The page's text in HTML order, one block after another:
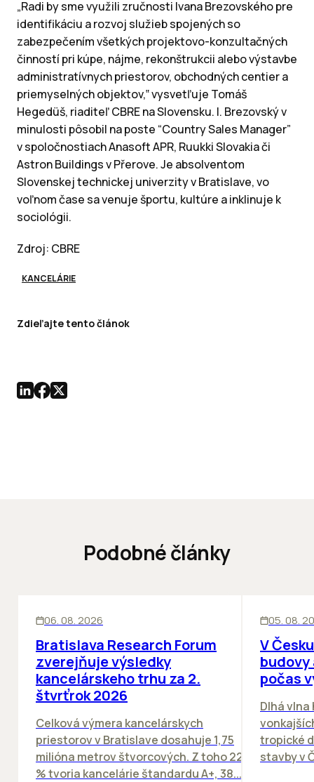
„Radi by sme využili zručnosti Ivana Brezovského pre
identifikáciu a rozvoj služieb spojených so
zabezpečením všetkých projektovo-konzultačných
činností pri kúpe, nájme, rekonštrukcii alebo výstavbe
administratívnych priestorov, obchodných centier a
priemyselných objektov,‟ vysvetľuje Tomáš
Hegedüš, riaditeľ CBRE na Slovensku. I. Brezovský v
minulosti pôsobil na poste “Country Sales Manager”
v spoločnostiach Anasoft APR, Ruukki Slovakia či
Astron Buildings v Přerove. Je absolventom
Slovenskej technickej univerzity v Bratislave, vo
voľnom čase sa venuje športu, kultúre a inklinuje k
sociológii.
Zdroj: CBRE
KANCELÁRIE
Zdieľajte tento článok
Podobné články
06. 08. 2026
Bratislava Research Forum
zverejňuje výsledky
kancelárskeho trhu za 2.
štvrťrok 2026
Celková výmera kancelárskych
priestorov v Bratislave dosahuje 1,75
milióna metrov štvorcových. Z toho 22
% tvoria kancelárie štandardu A+, 38...
05. 08.
V
počas
Dlhá
tropické
stavby v